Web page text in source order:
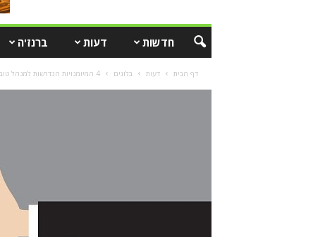
חדשות דעות ברנז'ה
דף הבית דעות בלוגים 4 המיומנויות הנדרשות למנהל טוב בתקופת הפוסט קורונה